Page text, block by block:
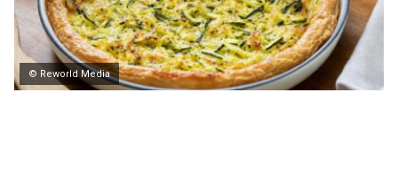
© Reworld Media